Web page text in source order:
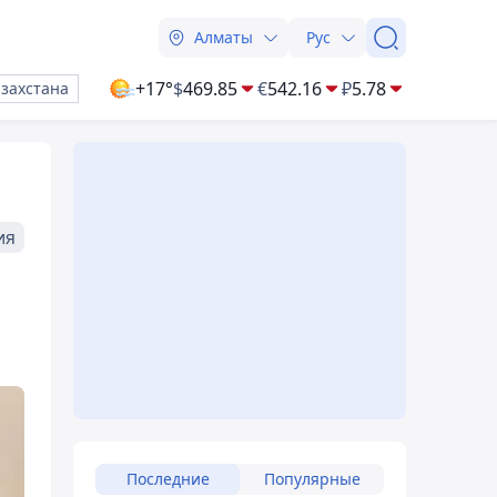
Алматы Рус
+17°$469.85 €542.16 ₽5.78
Последние Популярные